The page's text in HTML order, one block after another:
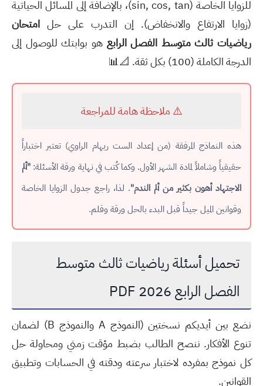
للزوايا الخاصة (sin, cos, tan)، بالإضافة إلى المسائل الحياتية
(زوايا الارتفاع والانخفاض). إن التدرب على حل امتحان
رياضيات ثالث متوسط الفصل الرابع هو بوابتك للوصول إلى
الدرجة الكاملة (100) بكل ثقة. 📐📊
⚠️ ملاحظة هامة للمراجعة
هذه النماذج المرفقة (من إعداد الست ريهام الراوي) تعتبر اختباراً
حقيقياً وشاملاً لمادة الشهر الأول. وكما كُتب في نهاية ورقة الأسئلة: "ألم
الاجتهاد أهون بكثير من ألم الندم". لذا، راجع جدول الزوايا الخاصة
وقوانين الميل جيداً قبل البدء بالحل ورقة وقلم.
تحميل أسئلة رياضيات ثالث متوسط
الفصل الرابع 2026 PDF
نضع بين أيديكم نسختين (النموذج A والنموذج B) لضمان
تنوع الأفكار. ننصح الطالب بضبط مؤقت زمني ومحاولة حل
كل نموذج بمفرده لاختبار سرعته ودقته في الحسابات وتطبيق
القوانين.